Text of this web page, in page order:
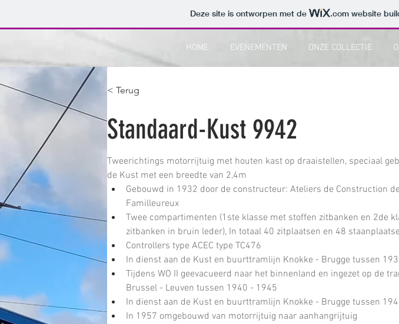
Deze site is ontworpen met de .com website
HOME EVENEMENTEN ONZE COLLECTIE
< Terug
Standaard-Kust 9942
Tweerichtings motorrijtuig met houten kast op draaistellen, speciaal
de Kust met een breedte van 2,4m
Gebouwd in 1932 door de constructeur: Ateliers de Construction
Familleureux
Twee compartimenten (1ste klasse met stoffen zitbanken en 2de
zitbanken in bruin leder), In totaal 40 zitplaatsen en 48
Controllers type ACEC type TC476
In dienst aan de Kust en buurttramlijn Knokke - Brugge tussen
Tijdens WO II geevacueerd naar het binnenland en ingezet op de
Brussel - Leuven tussen 1940 - 1945
In dienst aan de Kust en buurttramlijn Knokke - Brugge tussen
In 1957 omgebouwd van motorrijtuig naar aanhangrijtuig